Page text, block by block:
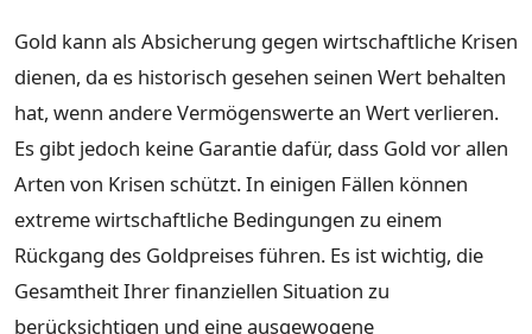
Gold kann als Absicherung gegen wirtschaftliche Krisen
dienen, da es historisch gesehen seinen Wert behalten
hat, wenn andere Vermögenswerte an Wert verlieren.
Es gibt jedoch keine Garantie dafür, dass Gold vor allen
Arten von Krisen schützt. In einigen Fällen können
extreme wirtschaftliche Bedingungen zu einem
Rückgang des Goldpreises führen. Es ist wichtig, die
Gesamtheit Ihrer finanziellen Situation zu
berücksichtigen und eine ausgewogene